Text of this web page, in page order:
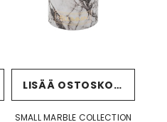
LISÄÄ OSTOSKORIIN
SMALL MARBLE COLLECTION